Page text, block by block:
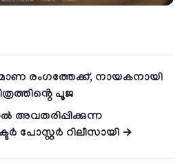
രംഗത്തേക്ക്, നായകനായി
പൂജ
പോസ്റ്റർ റിലീസായി →